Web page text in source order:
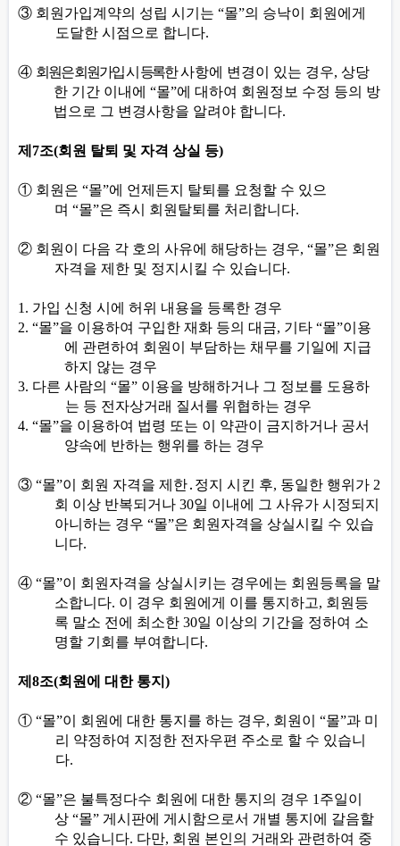
③ 회원가입계약의 성립 시기는 “몰”의 승낙이 회원에게
도달한 시점으로 합니다.
④ 회원은 회원가입 시 등록한 사항에 변경이 있는 경우,상당
한 기간 이내에“몰”에 대하여 회원정보 수정 등의 방
법으로 그 변경사항을 알려야 합니다.
제 7조(회원 탈퇴 및 자격 상실 등)
① 회원은 “몰”에 언제든지 탈퇴를 요청할 수 있으
며“몰”은 즉시 회원탈퇴를 처리합니다.
② 회원이 다음 각 호의 사유에 해당하는 경우, “몰”은 회원
자격을 제한 및 정지시킬 수 있습니다.
1. 가입 신청 시에 허위 내용을 등록한 경우
2. “몰”을 이용하여 구입한 재화 등의 대금, 기타 “몰”이용
에 관련하여 회원이 부담하는 채무를 기일에 지급
하지 않는 경우
3. 다른 사람의 “몰” 이용을 방해하거나 그 정보를 도용하
는 등 전자상거래 질서를 위협하는 경우
4. “몰”을 이용하여 법령 또는 이 약관이 금지하거나 공서
양속에 반하는 행위를 하는 경우
③ “몰”이 회원 자격을 제한․ 정지 시킨 후, 동일한 행위가 2
회 이상 반복되거나 30일 이내에 그 사유가 시정되지
아니하는 경우 “몰”은 회원자격을 상실시킬 수 있습
니다.
④ “몰”이 회원자격을 상실시키는 경우에는 회원등록을 말
소합니다. 이 경우 회원에게 이를 통지하고, 회원등
록 말소 전에 최소한 30일 이상의 기간을 정하여 소
명할 기회를 부여합니다.
제 8조(회원에 대한 통지 )
① “몰”이 회원에 대한 통지를 하는 경우, 회원이 “몰”과 미
리 약정하여 지정한 전자우편 주소로 할 수 있습니
다.
② “몰”은 불특정다수 회원에 대한 통지의 경우 1 주일이
상“몰”게시판에 게시함으로서 개별 통지에 갈음할
수 있습니다. 다만, 회원 본인의 거래와 관련하여 중